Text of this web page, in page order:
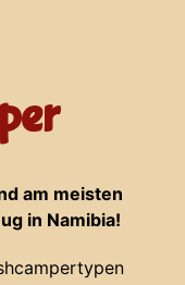
am meisten
in Namibia!